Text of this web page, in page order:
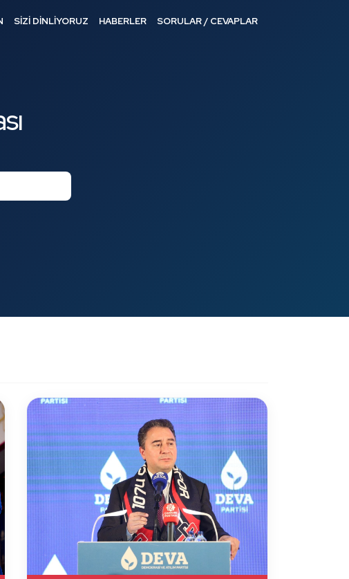
SİZİ DİNLİYORUZ HABERLER SORULAR / CEVAPLAR